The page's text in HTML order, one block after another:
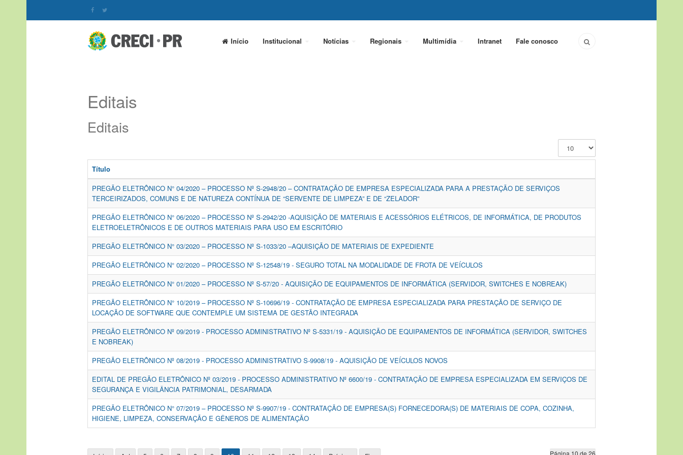
Início Institucional Notícias Regionais Multimídia Intranet Fale conosco
Editais
Editais
Exibir
#
Título
PREGÃO ELETRÔNICO N° 04/2020 – PROCESSO Nº S-2948/20 – CONTRATAÇÃO DE EMPRESA ESPECIALIZADA PARA A PRESTAÇÃO DE SERVIÇOS
TERCEIRIZADOS, COMUNS E DE NATUREZA CONTÍNUA DE “SERVENTE DE LIMPEZA” E DE “ZELADOR”
PREGÃO ELETRÔNICO N° 06/2020 – PROCESSO Nº S-2942/20 -AQUISIÇÃO DE MATERIAIS E ACESSÓRIOS ELÉTRICOS, DE INFORMÁTICA, DE PRODUTOS
ELETROELETRÔNICOS E DE OUTROS MATERIAIS PARA USO EM ESCRITÓRIO
PREGÃO ELETRÔNICO N° 03/2020 – PROCESSO Nº S-1033/20 –AQUISIÇÃO DE MATERIAIS DE EXPEDIENTE
PREGÃO ELETRÔNICO N° 02/2020 – PROCESSO Nº S-12548/19 - SEGURO TOTAL NA MODALIDADE DE FROTA DE VEÍCULOS
PREGÃO ELETRÔNICO N° 01/2020 – PROCESSO Nº S-57/20 - AQUISIÇÃO DE EQUIPAMENTOS DE INFORMÁTICA (SERVIDOR, SWITCHES E NOBREAK)
PREGÃO ELETRÔNICO N° 10/2019 – PROCESSO Nº S-10696/19 - CONTRATAÇÃO DE EMPRESA ESPECIALIZADA PARA PRESTAÇÃO DE SERVIÇO DE
LOCAÇÃO DE SOFTWARE QUE CONTEMPLE UM SISTEMA DE GESTÃO INTEGRADA
PREGÃO ELETRÔNICO Nº 09/2019 - PROCESSO ADMINISTRATIVO Nº S-5331/19 - AQUISIÇÃO DE EQUIPAMENTOS DE INFORMÁTICA (SERVIDOR, SWITCHES
E NOBREAK)
PREGÃO ELETRÔNICO Nº 08/2019 - PROCESSO ADMINISTRATIVO S-9908/19 - AQUISIÇÃO DE VEÍCULOS NOVOS
EDITAL DE PREGÃO ELETRÔNICO Nº 03/2019 - PROCESSO ADMINISTRATIVO Nº 6600/19 - CONTRATAÇÃO DE EMPRESA ESPECIALIZADA EM SERVIÇOS DE
SEGURANÇA E VIGILÂNCIA PATRIMONIAL, DESARMADA
PREGÃO ELETRÔNICO N° 07/2019 – PROCESSO Nº S-9907/19 - CONTRATAÇÃO DE EMPRESA(S) FORNECEDORA(S) DE MATERIAIS DE COPA, COZINHA,
HIGIENE, LIMPEZA, CONSERVAÇÃO E GÊNEROS DE ALIMENTAÇÃO
Página 10 de 26